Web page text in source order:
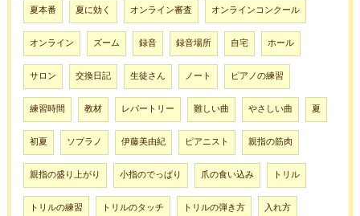
夏本番 夏に効く オンライン審査 オンラインコンクール
オンライン ズーム 録音 録音場所 自宅 ホール
サロン 交換日記 生徒さん ノート ピアノの練習
練習時間 教材 レパートリー 難しい曲 やさしい曲 夏
初夏 ソプラノ 伊藤美由紀 ピアニスト 親指の筋肉
親指の盛り上がり 小指のでっぱり 爪の食い込み トリル
トリルの練習 トリルのタッチ トリルの弾き方 入れ方